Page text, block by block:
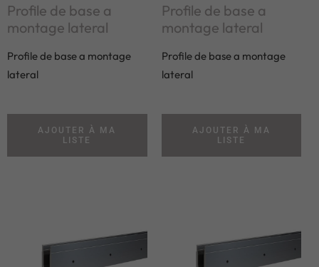
Profile de base a
montage lateral
Profile de base a montage
lateral
AJOUTER À MA
LISTE
Profile de base a
montage lateral
Profile de base a montage
lateral
AJOUTER À MA
LISTE